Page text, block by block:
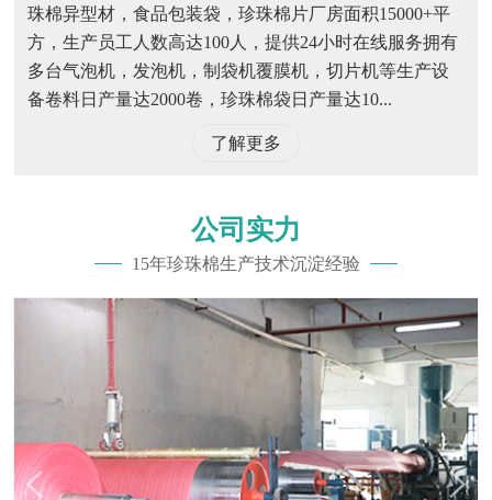
珠棉异型材，食品包装袋，珍珠棉片厂房面积15000+平
方，生产员工人数高达100人，提供24小时在线服务拥有
多台气泡机，发泡机，制袋机覆膜机，切片机等生产设
备卷料日产量达2000卷，珍珠棉袋日产量达10...
了解更多
公司实力
15年珍珠棉生产技术沉淀经验